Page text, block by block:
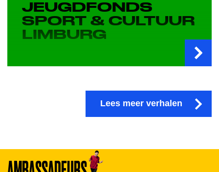
JEUGDFONDS
SPORT & CULTUUR
LIMBURG
Lees meer verhalen